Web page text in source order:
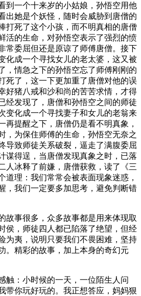
到一个十来岁的小姑娘，孙悟空用他
出她是个妖怪，随时会威胁到唐僧的
打死了这个小孩，而不明真相的唐僧
活的生命，对孙悟空表示了强烈的愤
常委屈但还是原谅了师傅唐僧。接下
化成一个寻找女儿的老太婆，这又被
，情急之下的孙悟空忘了师傅刚刚的
死了，这一下更加重了唐僧对他的误
好猪八戒和沙和尚的苦苦求情，才得
经发现了，唐僧和孙悟空之间的师徒
变化成一个寻找妻子和女儿的老翁来
再提醒之下，唐僧仍是看不明真象，
，为保住师傅的生命，孙悟空无奈之
导致师徒关系破裂，逼走了满腹委屈
谋得逞，当唐僧发现真象之时，已落
人冰释了前嫌，唐僧获救，读了《三
道理：我们常常会被表面现象迷惑，
，我们一定要多加思考，避免判断错
故事很多，众多故事都是用来体现取
侯，师徒四人都已陷落了绝望，但经
为夷，说明只要我们不畏困难，坚持
。精彩的故事，加上本身的奇幻元
触：小时候的一天，一位陌生人问
带你玩好玩的。我正想答应，妈妈狠